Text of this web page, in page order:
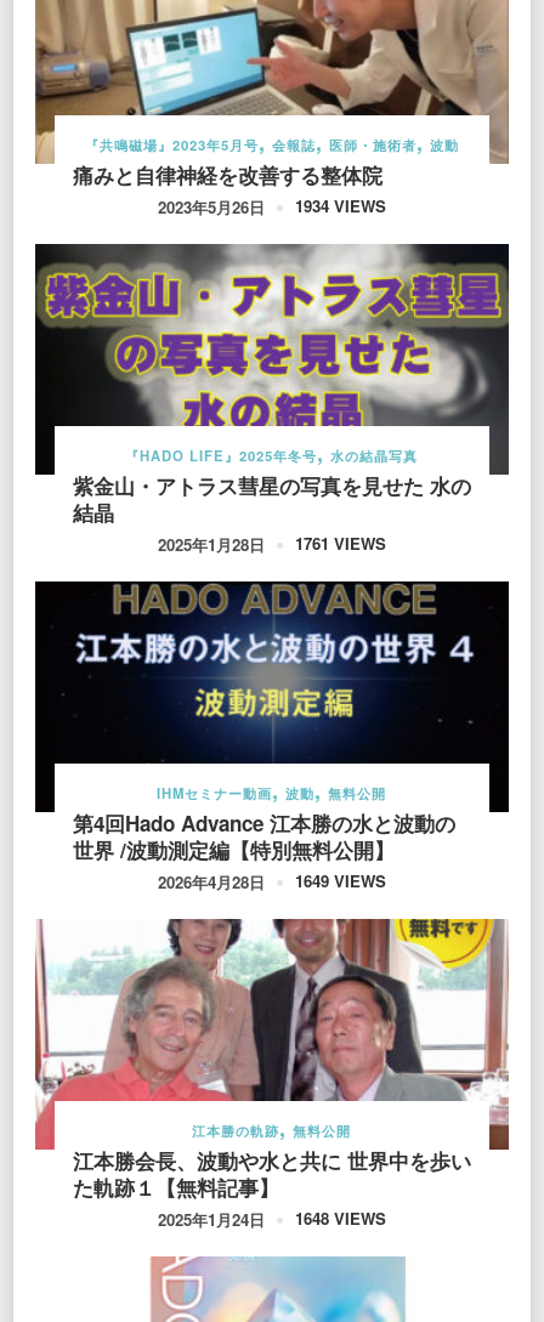
『共鳴磁場』2023年5月号 会報誌 医師・施術者 波動
痛みと自律神経を改善する整体院
2023年5月26日 1934 VIEWS
『HADO LIFE』2025年冬号 水の結晶写真
紫金山・アトラス彗星の写真を見せた 水の
結晶
2025年1月28日 1761 VIEWS
IHMセミナー動画 波動 無料公開
第4回Hado Advance 江本勝の水と波動の
世界 /波動測定編【特別無料公開】
2026年4月28日 1649 VIEWS
江本勝の軌跡 無料公開
江本勝会長、波動や水と共に 世界中を歩い
た軌跡１【無料記事】
2025年1月24日 1648 VIEWS